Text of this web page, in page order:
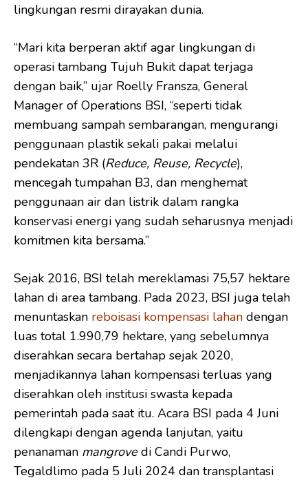
lingkungan resmi dirayakan dunia.
“Mari kita berperan aktif agar lingkungan di
operasi tambang Tujuh Bukit dapat terjaga
dengan baik,” ujar Roelly Fransza, General
Manager of Operations BSI, “seperti tidak
membuang sampah sembarangan, mengurangi
penggunaan plastik sekali pakai melalui
pendekatan 3R (Reduce, Reuse, Recycle),
mencegah tumpahan B3, dan menghemat
penggunaan air dan listrik dalam rangka
konservasi energi yang sudah seharusnya menjadi
komitmen kita bersama.”
Sejak 2016, BSI telah mereklamasi 75,57 hektare
lahan di area tambang. Pada 2023, BSI juga telah
menuntaskan reboisasi kompensasi lahan dengan
luas total 1.990,79 hektare, yang sebelumnya
diserahkan secara bertahap sejak 2020,
menjadikannya lahan kompensasi terluas yang
diserahkan oleh institusi swasta kepada
pemerintah pada saat itu. Acara BSI pada 4 Juni
dilengkapi dengan agenda lanjutan, yaitu
penanaman mangrovedi Candi Purwo,
Tegaldlimo pada 5 Juli 2024 dan transplantasi